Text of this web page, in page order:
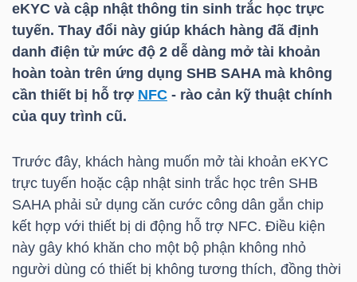
eKYC và cập nhật thông tin sinh trắc học trực
tuyến. Thay đổi này giúp khách hàng đã định
danh điện tử mức độ 2 dễ dàng mở tài khoản
hoàn toàn trên ứng dụng SHB SAHA mà không
cần thiết bị hỗ trợ NFC - rào cản kỹ thuật chính
của quy trình cũ.
Trước đây, khách hàng muốn mở tài khoản eKYC
trực tuyến hoặc cập nhật sinh trắc học trên SHB
SAHA phải sử dụng căn cước công dân gắn chip
kết hợp với thiết bị di động hỗ trợ NFC. Điều kiện
này gây khó khăn cho một bộ phận không nhỏ
người dùng có thiết bị không tương thích, đồng thời
BẤT
ĐỘNG
SẢN
CHÍNH
HÀNG
HÓA